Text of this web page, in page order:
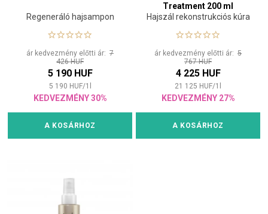
Regeneráló hajsampon
ár kedvezmény előtti ár: 7
426 HUF
5 190 HUF
5 190 HUF/1
KEDVEZMÉNY 30%
A KOSÁRHOZ
Treatment 200 ml
Hajszál rekonstrukciós kúra
ár kedvezmény előtti ár: 5
767 HUF
4 225 HUF
21 125 HUF/1
KEDVEZMÉNY 27%
A KOSÁRHOZ